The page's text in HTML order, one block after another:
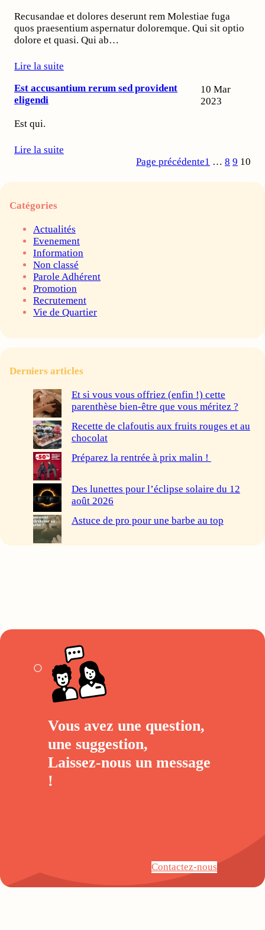
Recusandae et dolores deserunt rem Molestiae fuga
quos praesentium aspernatur doloremque. Qui sit optio
dolore et quasi. Qui ab…
Lire la suite
Est accusantium rerum sed provident
eligendi
10 Mar
2023
Est qui.
Lire la suite
Page précédente1 … 8 9 10
Catégories
Actualités
Evenement
Information
Non classé
Parole Adhérent
Promotion
Recrutement
Vie de Quartier
Derniers articles
Et si vous vous offriez (enfin !) cette
parenthèse bien-être que vous méritez ?
Recette de clafoutis aux fruits rouges et au
chocolat
Préparez la rentrée à prix malin !
Des lunettes pour l’éclipse solaire du 12
août 2026
Astuce de pro pour une barbe au top
Vous avez une question,
une suggestion,
Laissez-nous un message
!
Contactez-nous